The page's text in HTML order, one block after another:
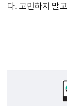
다. 고민하지 말